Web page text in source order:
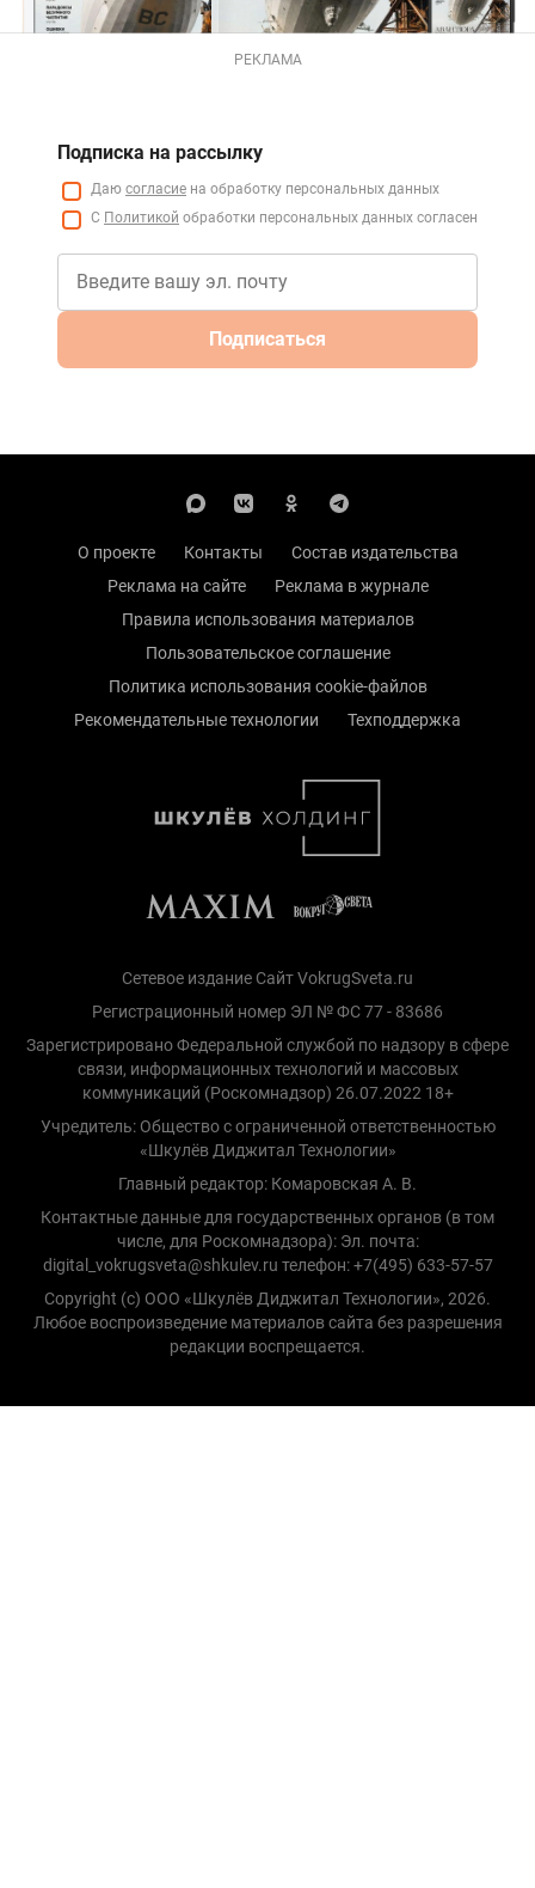
РЕКЛАМА
Подписка на рассылку
Даю согласие на обработку персональных данных
С Политикой обработки персональных данных согласен
Подписаться
О проекте Контакты
Состав издательства
Реклама на сайте
Реклама в журнале
Правила использования материалов
Пользовательское соглашение
Политика использования cookie-файлов
Рекомендательные технологии
Техподдержка
Сетевое издание Сайт VokrugSveta.ru
Регистрационный номер ЭЛ № ФС 77 - 83686
Зарегистрировано Федеральной службой по надзору в сфере
связи, информационных технологий и массовых
коммуникаций (Роскомнадзор) 26.07.2022 18+
Учредитель: Общество с ограниченной ответственностью
«Шкулёв Диджитал Технологии»
Главный редактор: Комаровская А. В.
Контактные данные для государственных органов (в том
числе, для Роскомнадзора): Эл. почта:
digital_vokrugsveta@shkulev.ru телефон: +7(495) 633-57-57
Copyright (с) ООО «Шкулёв Диджитал Технологии», 2026.
Любое воспроизведение материалов сайта без разрешения
редакции воспрещается.